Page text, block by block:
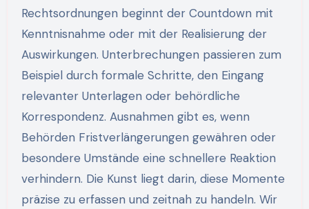
Rechtsordnungen beginnt der Countdown mit
Kenntnisnahme oder mit der Realisierung der
Auswirkungen. Unterbrechungen passieren zum
Beispiel durch formale Schritte, den Eingang
relevanter Unterlagen oder behördliche
Korrespondenz. Ausnahmen gibt es, wenn
Behörden Fristverlängerungen gewähren oder
besondere Umstände eine schnellere Reaktion
verhindern. Die Kunst liegt darin, diese Momente
präzise zu erfassen und zeitnah zu handeln. Wir